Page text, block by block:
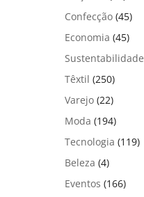
Confecção (45)
Economia (45)
Sustentabilidade
Têxtil (250)
Varejo (22)
Moda (194)
Tecnologia (119)
Beleza (4)
Eventos (166)